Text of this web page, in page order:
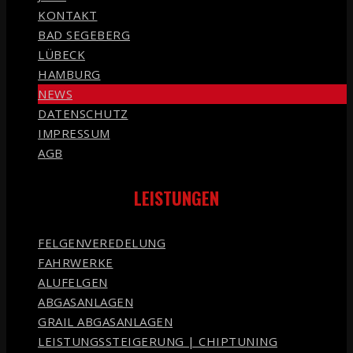
KONTAKT
BAD SEGEBERG
LÜBECK
HAMBURG
NEWS
DATENSCHUTZ
IMPRESSUM
AGB
LEISTUNGEN
FELGENVEREDELUNG
FAHRWERKE
ALUFELGEN
ABGASANLAGEN
GRAIL ABGASANLAGEN
LEISTUNGSSTEIGERUNG | CHIPTUNING